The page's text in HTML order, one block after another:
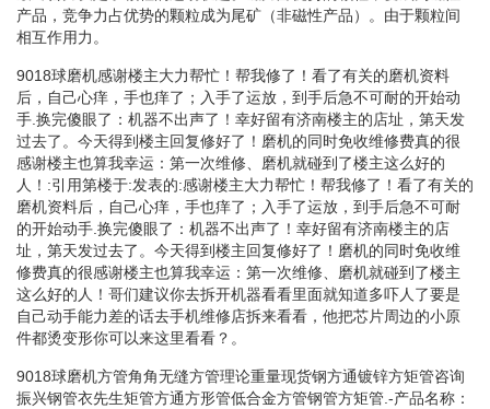
产品，竞争力占优势的颗粒成为尾矿（非磁性产品）。由于颗粒间
相互作用力。
9018球磨机感谢楼主大力帮忙！帮我修了！看了有关的磨机资料
后，自己心痒，手也痒了；入手了运放，到手后急不可耐的开始动
手.换完傻眼了：机器不出声了！幸好留有济南楼主的店址，第天发
过去了。今天得到楼主回复修好了！磨机的同时免收维修费真的很
感谢楼主也算我幸运：第一次维修、磨机就碰到了楼主这么好的
人！:引用第楼于:发表的:感谢楼主大力帮忙！帮我修了！看了有关的
磨机资料后，自己心痒，手也痒了；入手了运放，到手后急不可耐
的开始动手.换完傻眼了：机器不出声了！幸好留有济南楼主的店
址，第天发过去了。今天得到楼主回复修好了！磨机的同时免收维
修费真的很感谢楼主也算我幸运：第一次维修、磨机就碰到了楼主
这么好的人！哥们建议你去拆开机器看看里面就知道多吓人了要是
自己动手能力差的话去手机维修店拆来看看，他把芯片周边的小原
件都烫变形你可以来这里看看？。
9018球磨机方管角角无缝方管理论重量现货钢方通镀锌方矩管咨询
振兴钢管衣先生矩管方通方形管低合金方管钢管方矩管.-产品名称：